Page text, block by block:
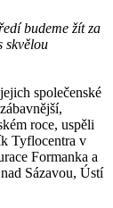
budeme žít za
skvělou
společenské
roce, uspěli
Tyflocentra v
Formanka a
Sázavou, Ústí